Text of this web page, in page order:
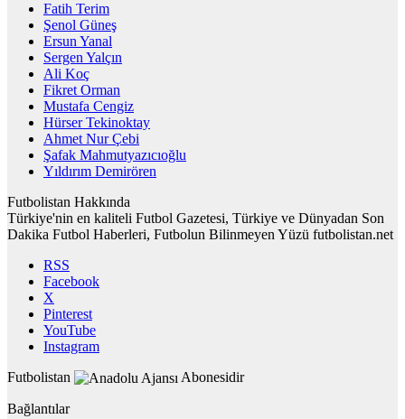
Fatih Terim
Şenol Güneş
Ersun Yanal
Sergen Yalçın
Ali Koç
Fikret Orman
Mustafa Cengiz
Hürser Tekinoktay
Ahmet Nur Çebi
Şafak Mahmutyazıcıoğlu
Yıldırım Demirören
Futbolistan Hakkında
Türkiye'nin en kaliteli Futbol Gazetesi, Türkiye ve Dünyadan Son
Dakika Futbol Haberleri, Futbolun Bilinmeyen Yüzü futbolistan.net
RSS
Facebook
X
Pinterest
YouTube
Instagram
Futbolistan
Abonesidir
Bağlantılar